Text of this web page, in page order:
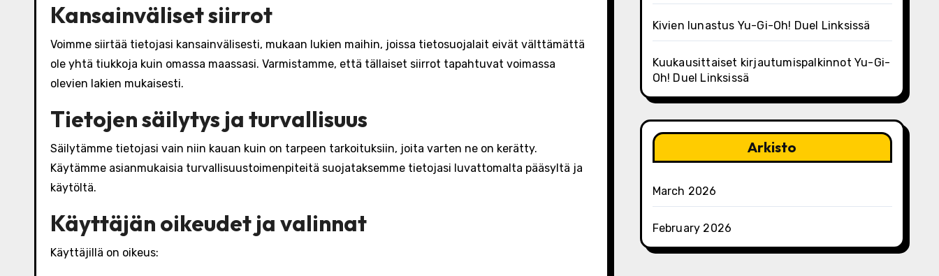
Kansainväliset siirrot
Voimme siirtää tietojasi kansainvälisesti, mukaan lukien maihin, joissa tietosuojalait eivät välttämättä
ole yhtä tiukkoja kuin omassa maassasi. Varmistamme, että tällaiset siirrot tapahtuvat voimassa
olevien lakien mukaisesti.
Tietojen säilytys ja turvallisuus
Säilytämme tietojasi vain niin kauan kuin on tarpeen tarkoituksiin, joita varten ne on kerätty.
Käytämme asianmukaisia turvallisuustoimenpiteitä suojataksemme tietojasi luvattomalta pääsyltä ja
käytöltä.
Käyttäjän oikeudet ja valinnat
Käyttäjillä on oikeus:
Kivien lunastus Yu-Gi-Oh! Duel Linksissä
Kuukausittaiset kirjautumispalkinnot Yu-Gi-
Oh! Duel Linksissä
Arkisto
March 2026
February 2026